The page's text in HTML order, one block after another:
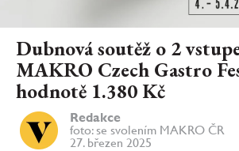
Dubnová soutěž o 2
MAKRO Czech Gastro
hodnotě 1.380 Kč
Redakce
foto: se svolením MAKRO ČR
27. březen 2025